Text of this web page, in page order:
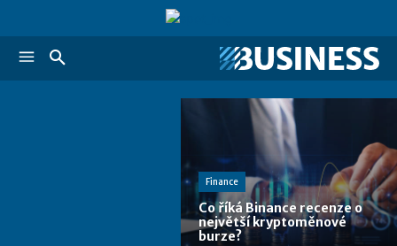
Finance
Co říká Binance recenze o
největší kryptoměnové
burze?